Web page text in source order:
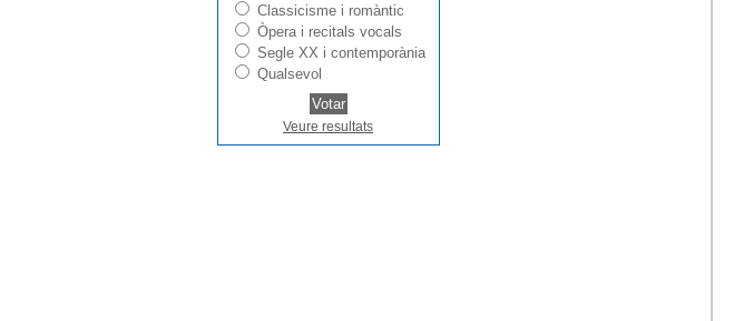
Classicisme i romàntic
Òpera i recitals vocals
Segle XX i contemporània
Qualsevol
Veure resultats